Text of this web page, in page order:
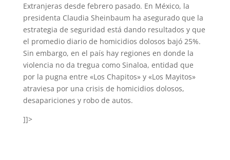
Extranjeras desde febrero pasado. En México, la
presidenta Claudia Sheinbaum ha asegurado que la
estrategia de seguridad está dando resultados y que
el promedio diario de homicidios dolosos bajó 25%.
Sin embargo, en el país hay regiones en donde la
violencia no da tregua como Sinaloa, entidad que
por la pugna entre «Los Chapitos» y «Los Mayitos»
atraviesa por una crisis de homicidios dolosos,
desapariciones y robo de autos.
]]>